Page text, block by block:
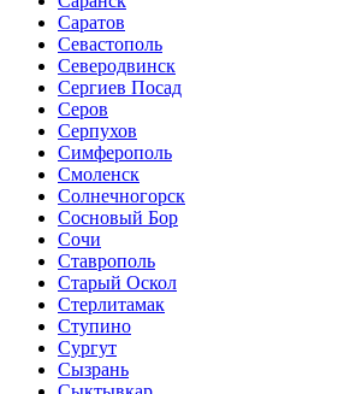
Саратов
Севастополь
Северодвинск
Сергиев Посад
Серов
Серпухов
Симферополь
Смоленск
Солнечногорск
Сосновый Бор
Сочи
Ставрополь
Старый Оскол
Стерлитамак
Ступино
Сургут
Сызрань